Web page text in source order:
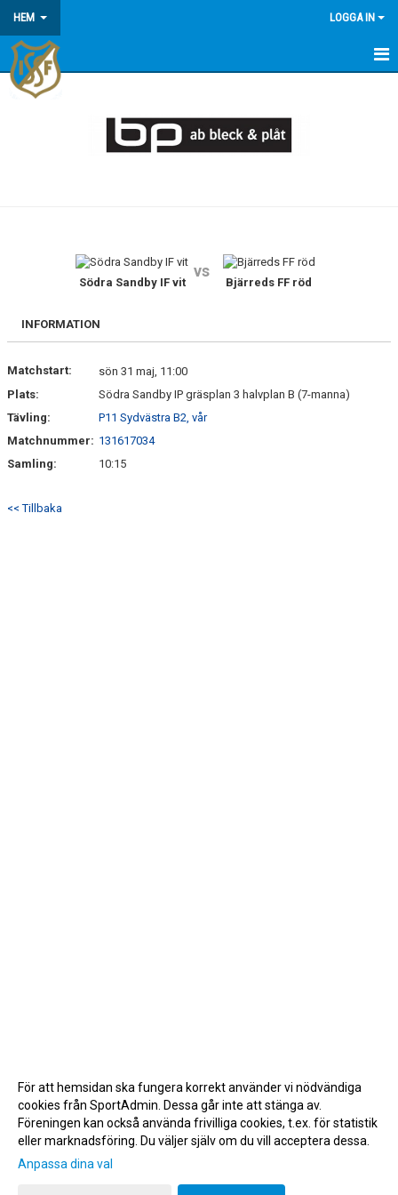
HEM LOGGA IN
HEM
ÅRSÖVERSIKTSödra Sandby IF vit
vs
Bjärreds FF röd
INFORMATION
Matchstart:
sön 31 maj, 11:00
Plats:
Södra Sandby IP gräsplan 3 halvplan B (7-manna)
Tävling:
P11 Sydvästra B2, vår
Matchnummer: 131617034
Samling:
10:15
<< Tillbaka
Gå till Webbversion
För att hemsidan ska fungera korrekt använder vi nödvändiga
cookies från SportAdmin. Dessa går inte att stänga av.
Föreningen kan också använda frivilliga cookies, t.ex. för statistik
eller marknadsföring. Du väljer själv om du vill acceptera dessa.
Anpassa dina val